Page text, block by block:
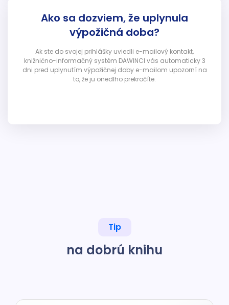
Ako sa dozviem, že uplynula
výpožičná doba?
Ak ste do svojej prihlášky uviedli e-mailový kontakt,
knižnično-informačný systém DAWINCI vás automaticky 3
dni pred uplynutím výpožičnej doby e-mailom upozorní na
to, že ju onedlho prekročíte.
Tip
na dobrú knihu